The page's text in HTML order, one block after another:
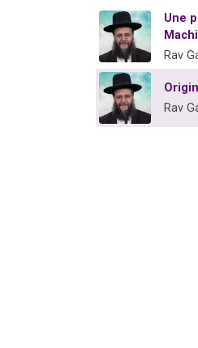
Une
Rav
Rav